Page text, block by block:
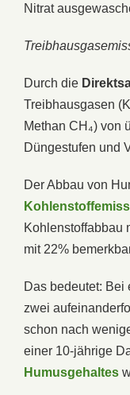
Nitrat
Durch die
Treibhausgasen
Methan CH₄) von
Düngestufen und
Der Abbau von
Kohlenstoffabbau
mit 22%
Das bedeutet: Bei
zwei
schon nach
einer 10-jährige
Humusgehaltes